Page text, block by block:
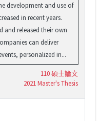
development and use of
in recent years.
and released their own
can deliver
personalized in...
110 碩士論文
2021 Master's Thesis